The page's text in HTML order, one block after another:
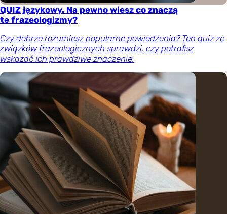
QUIZ językowy. Na pewno wiesz co znaczą
te frazeologizmy?
Czy dobrze rozumiesz popularne powiedzenia? Ten quiz ze
związków frazeologicznych sprawdzi, czy potrafisz
wskazać ich prawdziwe znaczenie.